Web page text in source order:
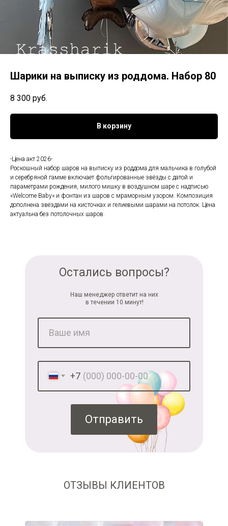
Шарики на выписку из роддома. Набор 80
8 300 руб.
В корзину
-Цена акт 2026-
Роскошный набор шаров на выписку из роддома для мальчика в голубой
и серебряной гамме включает фольгированные звёзды с датой и
параметрами рождения, милого мишку в воздушном шаре с надписью
«Welcome Baby» и фонтан из шаров с мраморным узором. Композиция
дополнена звёздами на кисточках и гелиевыми шарами на потолок. Цена
актуальна без потолочных шаров.
+7
Отправить
Остались вопросы?
Наш менеджер ответит на них
в течении 10 минут!
ОТЗЫВЫ КЛИЕНТОВ